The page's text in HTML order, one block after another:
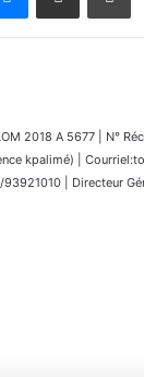
2018 A 5677 | N°
kpalimé) |
| Directeur